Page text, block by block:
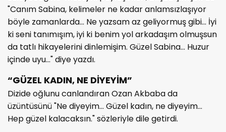
"Canım Sabina, kelimeler ne kadar anlamsızlaşıyor
böyle zamanlarda… Ne yazsam az geliyormuş gibi… İyi
ki seni tanımışım, iyi ki benim yol arkadaşım olmuşsun
da tatlı hikayelerini dinlemişim. Güzel Sabina… Huzur
içinde uyu…" diye yazdı.
“GÜZEL KADIN, NE DİYEYİM”
Dizide oğlunu canlandıran Ozan Akbaba da
üzüntüsünü "Ne diyeyim… Güzel kadın, ne diyeyim…
Hep güzel kalacaksın." sözleriyle dile getirdi.